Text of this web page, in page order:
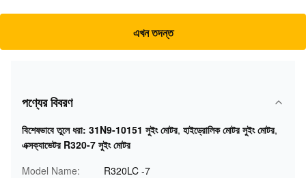
এখন তদন্ত
পণ্যের বিবরণ
বিশেষভাবে তুলে ধরা: 31N9-10151 সুইং মোটর, হাইড্রোলিক মোটর সুইং মোটর,
এক্সক্যাভেটর R320-7 সুইং মোটর
Model Name:
R320LC -7